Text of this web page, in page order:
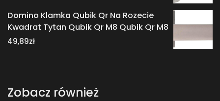
Domino Klamka Qubik Qr Na Rozecie
Kwadrat Tytan Qubik Qr M8 Qubik Qr M8
49,89zł
Zobacz również